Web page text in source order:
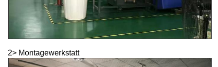
2> Montagewerkstatt